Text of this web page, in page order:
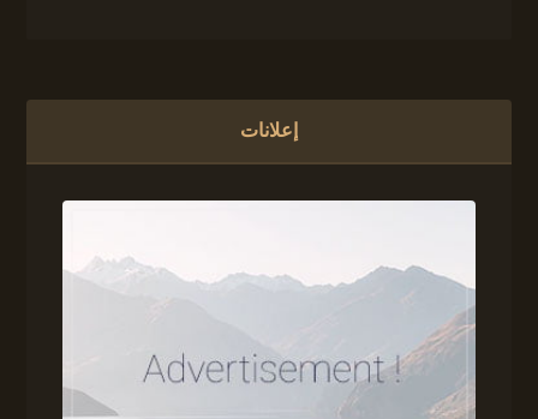
إعلانات